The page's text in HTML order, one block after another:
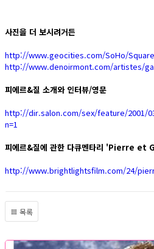
사진을 더 보시려거든
http://www.geocities.com/SoHo/
http://www.denoirmont.com/artistes/
피에르&질 소개와 인터뷰/영문
http://dir.salon.com/sex/feature/2001/
n=1
피에르&질에 관한 다큐멘타리 'Pierre
http://www.brightlightsfilm.com/24/
목록